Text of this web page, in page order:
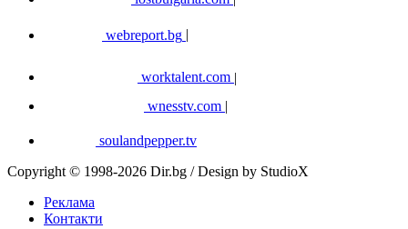
webreport.bg
worktalent.com |
wnesstv.com |
soulandpepper.tv
Copyright © 1998-2026 Dir.bg / Design by StudioX
Реклама
Контакти